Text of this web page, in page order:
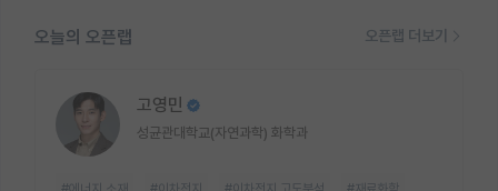
오늘의 오픈랩 오픈랩 더보기
고영민
성균관대학교(자연과학) 화학과